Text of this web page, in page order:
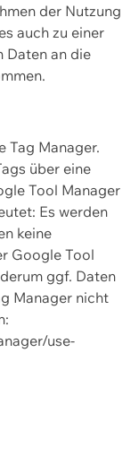
der Nutzung
auch zu einer
Daten an die
Tag Manager.
über eine
Tool Manager
Es werden
keine
Google Tool
ggf. Daten
Manager nicht
use-